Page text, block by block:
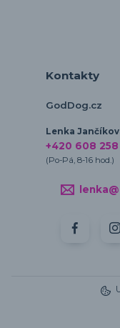
Kontakty
GodDog.cz
Lenka
+420 608 258
(Po-Pá, 8-16 hod.)